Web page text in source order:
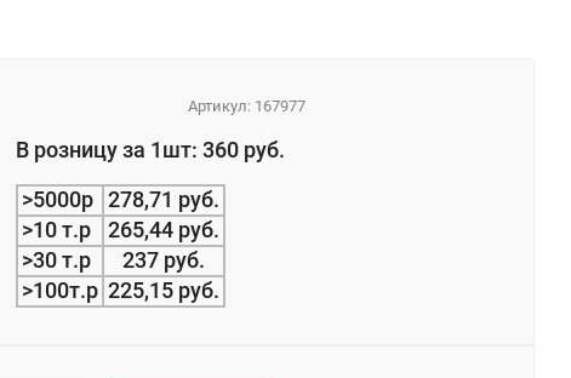
Артикул: 167977
В розницу за 1шт: 360 руб.
>5000р
278,71 руб.
>10 т.р
265,44 руб.
>30 т.р
237 руб.
>100т.р 225,15 руб.